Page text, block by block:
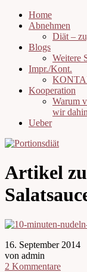
Home
Abnehmen
Diät –
Blogs
Weitere
Impr./Kont.
Kooperation
Warum
wir
Ueber
Artikel
16. September 2014
von admin
2 Kommentare